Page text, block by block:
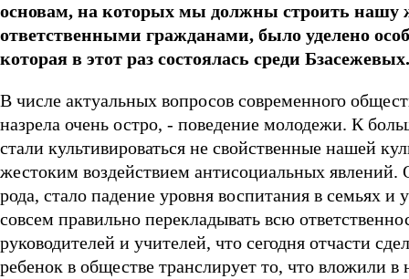
основам, на которых мы должны строить нашу
ответственными гражданами, было уделено
которая в этот раз состоялась среди Бзасежевых.
В числе актуальных вопросов современного
назрела очень остро, - поведение молодежи. К
стали культивироваться не свойственные нашей
жестоким воздействием антисоциальных
рода, стало падение уровня воспитания в семьях
совсем правильно перекладывать всю
руководителей и учителей, что сегодня отчасти
ребенок в обществе транслирует то, что вложили